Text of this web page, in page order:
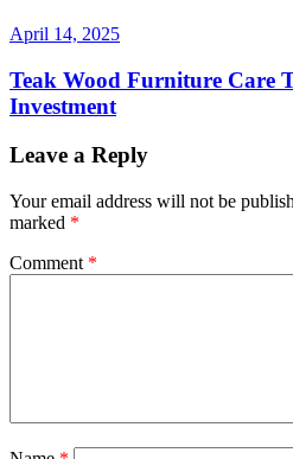
April 14, 2025
Teak Wood Furniture Care
Investment
Leave a Reply
Your email address will not be
marked *
Comment *